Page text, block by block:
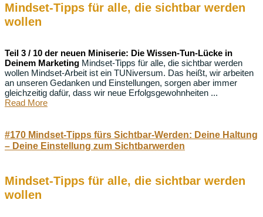
Mindset-Tipps für alle, die sichtbar werden
wollen
Teil 3 / 10 der neuen Miniserie: Die Wissen-Tun-Lücke in
Deinem Marketing Mindset-Tipps für alle, die sichtbar werden
wollen Mindset-Arbeit ist ein TUNiversum. Das heißt, wir arbeiten
an unseren Gedanken und Einstellungen, sorgen aber immer
gleichzeitig dafür, dass wir neue Erfolgsgewohnheiten ...
Read More
#170 Mindset-Tipps fürs Sichtbar-Werden: Deine Haltung
– Deine Einstellung zum Sichtbarwerden
Mindset-Tipps für alle, die sichtbar werden
wollen